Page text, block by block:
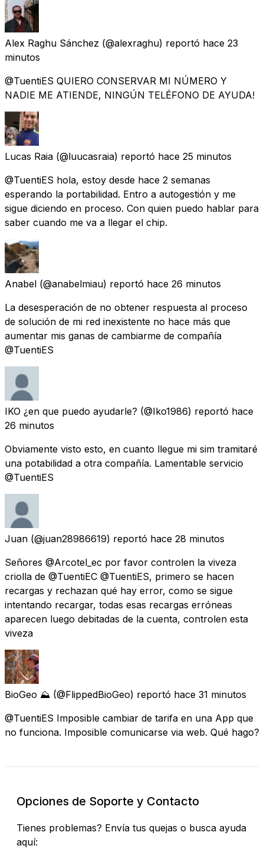
Alex Raghu Sánchez (@alexraghu) reportó hace 23
minutos
@TuentiES QUIERO CONSERVAR MI NÚMERO Y
NADIE ME ATIENDE, NINGÚN TELÉFONO DE AYUDA!
Lucas Raia (@luucasraia) reportó hace 25 minutos
@TuentiES hola, estoy desde hace 2 semanas
esperando la portabilidad. Entro a autogestión y me
sigue diciendo en proceso. Con quien puedo hablar para
saber cuando me va a llegar el chip.
Anabel (@anabelmiau) reportó hace 26 minutos
La desesperación de no obtener respuesta al proceso
de solución de mi red inexistente no hace más que
aumentar mis ganas de cambiarme de compañía
@TuentiES
IKO ¿en que puedo ayudarle? (@Iko1986) reportó hace
26 minutos
Obviamente visto esto, en cuanto llegue mi sim tramitaré
una potabilidad a otra compañía. Lamentable servicio
@TuentiES
Juan (@juan28986619) reportó hace 28 minutos
Señores @Arcotel_ec por favor controlen la viveza
criolla de @TuentiEC @TuentiES, primero se hacen
recargas y rechazan qué hay error, como se sigue
intentando recargar, todas esas recargas erróneas
aparecen luego debitadas de la cuenta, controlen esta
viveza
BioGeo ⛰ (@FlippedBioGeo) reportó hace 31 minutos
@TuentiES Imposible cambiar de tarifa en una App que
no funciona. Imposible comunicarse via web. Qué hago?
Opciones de Soporte y Contacto
Tienes problemas? Envía tus quejas o busca ayuda
aquí: